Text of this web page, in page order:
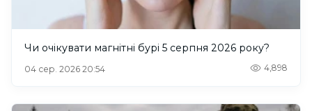
Чи очікувати магнітні бурі 5 серпня 2026 року?
04 сер. 2026 20:54 4,898